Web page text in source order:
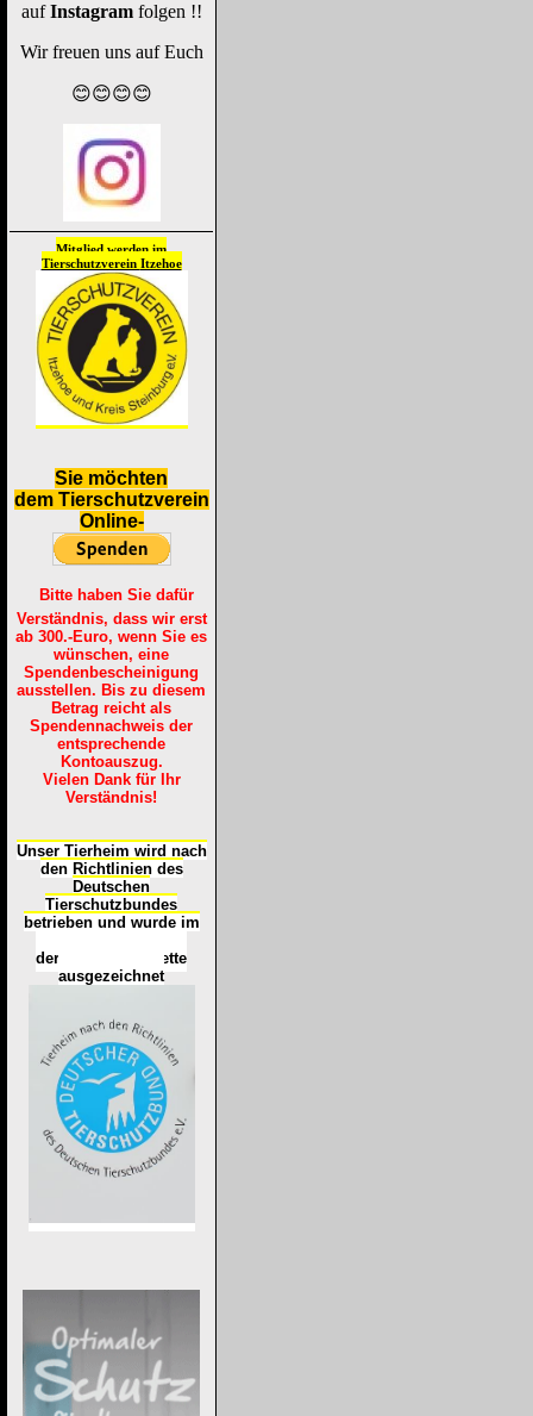
aufInstagramfolgen !!
Wir freuen uns auf Euch
😊😊😊😊
Mitglied werden im
Tierschutzverein Itzehoe
Sie möchten
dem Tierschutzverein
Online-
Bitte haben Sie dafür
Verständnis, dass wir erst
ab 300.-Euro, wenn Sie es
wünschen, eine
Spendenbescheinigung
ausstellen. Bis zu diesem
Betrag reicht als
Spendennachweis der
entsprechende
Kontoauszug.
Vielen Dank für Ihr
Verständnis!
Unser Tierheim wird nach
den Richtlinien des
Deutschen
Tierschutzbundes
betrieben und wurde im
der
Tierheimplakette
ausgezeichnet